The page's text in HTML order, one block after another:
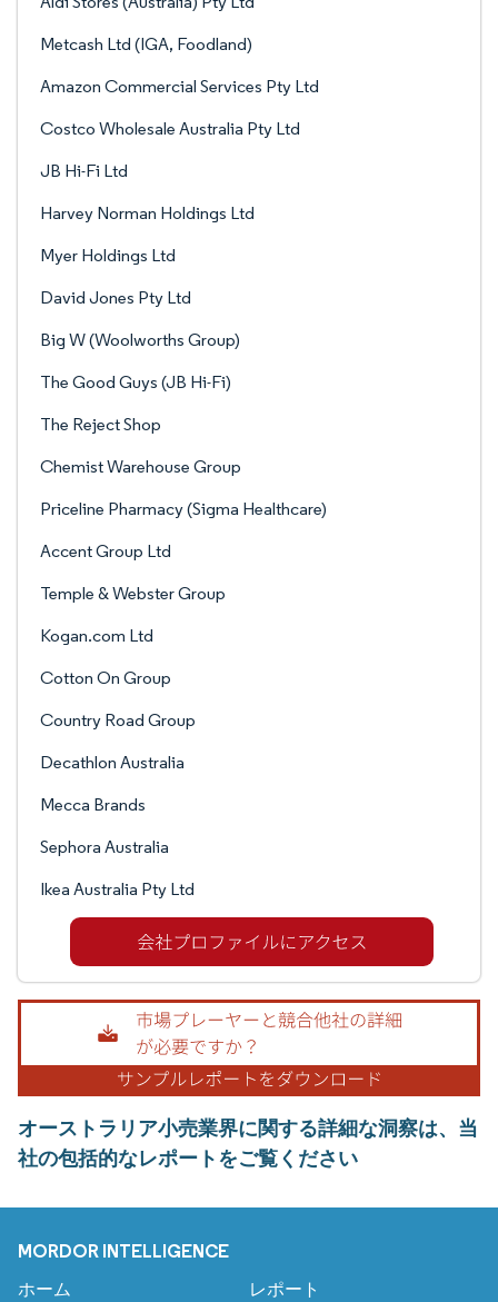
Metcash Ltd (IGA, Foodland)
Amazon Commercial Services Pty Ltd
Costco Wholesale Australia Pty Ltd
JB Hi-Fi Ltd
Harvey Norman Holdings Ltd
Myer Holdings Ltd
David Jones Pty Ltd
Big W (Woolworths Group)
The Good Guys (JB Hi-Fi)
The Reject Shop
Chemist Warehouse Group
Priceline Pharmacy (Sigma Healthcare)
Accent Group Ltd
Temple & Webster Group
Kogan.com Ltd
Cotton On Group
Country Road Group
Decathlon Australia
Mecca Brands
Sephora Australia
Ikea Australia Pty Ltd
オーストラリア小売業界に関する詳細な洞察は、当
社の包括的なレポートをご覧ください
MORDOR INTELLIGENCE
ホーム レポート